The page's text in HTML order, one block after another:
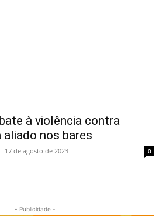
à violência contra
aliado nos bares
- 17 de agosto de 2023 0
- Publicidade -